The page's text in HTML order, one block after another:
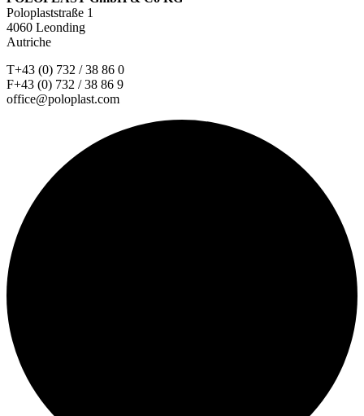
Poloplaststraße 1
4060 Leonding
Autriche
T+43 (0) 732 / 38 86 0
F+43 (0) 732 / 38 86 9
office@poloplast.com